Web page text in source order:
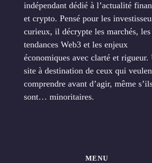
indépendant dédié à l’actualité
et crypto. Pensé pour les
curieux, il décrypte les marchés, les
tendances Web3 et les enjeux
économiques avec clarté et rigueur.
site à destination de ceux qui
comprendre avant d’agir, même
sont… minoritaires.
MENU